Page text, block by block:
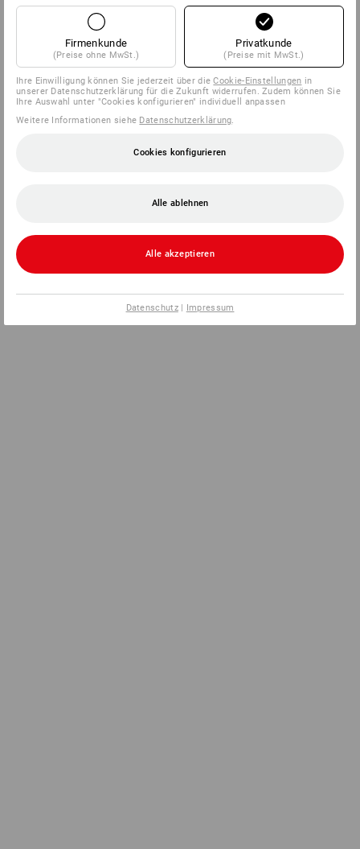
Firmenkunde
(Preise ohne MwSt.)
Privatkunde
(Preise mit MwSt.)
Ihre Einwilligung können Sie jederzeit über dieCookie-Einstellungen in
unserer Datenschutzerklärung für die Zukunft widerrufen. Zudem können Sie
Ihre Auswahl unter "Cookies konfigurieren" individuell anpassen
Weitere Informationen siehe Datenschutzerklärung
Cookies konfigurieren
Alle ablehnen
Alle akzeptieren
Datenschutz| Impressum